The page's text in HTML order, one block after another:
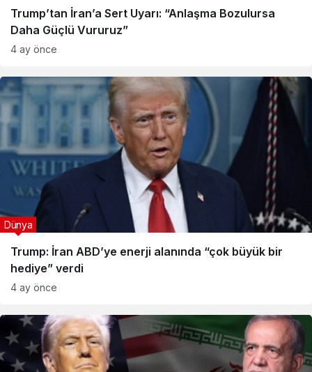
Trump’tan İran’a Sert Uyarı: “Anlaşma Bozulursa
Daha Güçlü Vururuz”
4 ay önce
Trump: İran ABD’ye enerji alanında “çok büyük bir
hediye” verdi
Dünya
4 ay önce